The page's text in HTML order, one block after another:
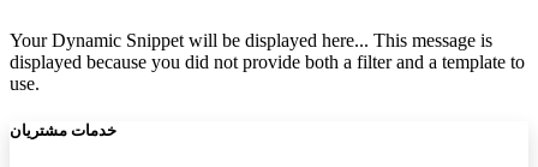
Your Dynamic Snippet will be displayed here... This message is
displayed because you did not provide both a filter and a template to
use.
خدمات مشتریان